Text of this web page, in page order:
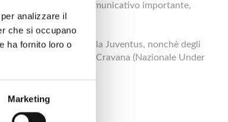
analizzare il
che si occupano
ha fornito loro o
Marketing
assumere un ruolo comunicativo importante,
Nazionale A e della Juventus, nonchè degli
20) e Maria Luisa Cravana (Nazionale Under